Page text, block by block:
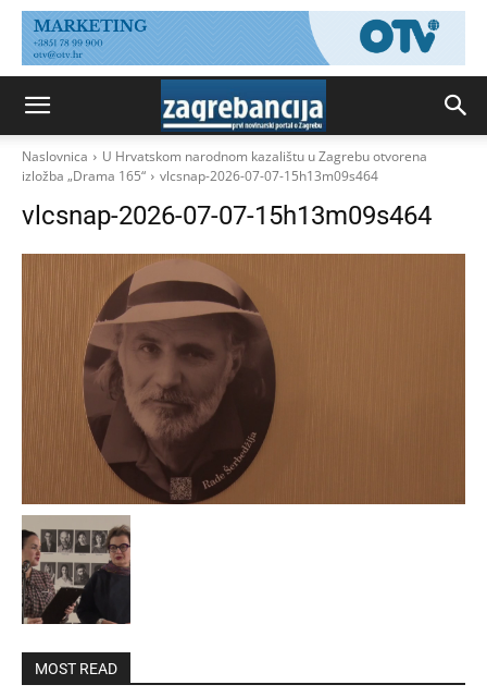
Naslovnica
U Hrvatskom narodnom kazalištu u Zagrebu otvorena
izložba „Drama 165“
vlcsnap-2026-07-07-15h13m09s464
vlcsnap-2026-07-07-15h13m09s464
MOST READ